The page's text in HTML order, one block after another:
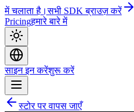
में चलाता है।सभी SDK ब्राउज़ करें
Pricingहमारे बारे में
साइन इन करेंशुरू करें
स्टोर पर वापस जाएँ